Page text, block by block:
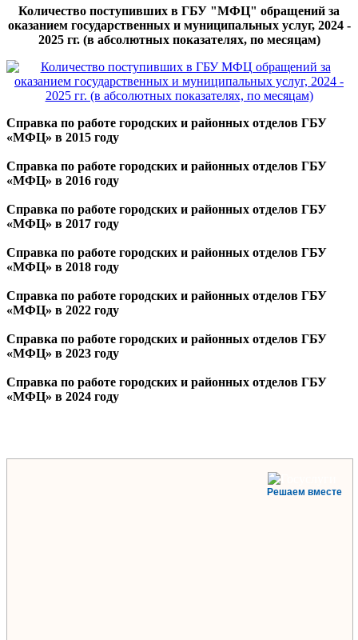
Количество поступивших в ГБУ "МФЦ" обращений за
оказанием государственных и муниципальных услуг, 2024 -
2025 гг. (в абсолютных показателях, по месяцам)
Справка по работе городских и районных отделов ГБУ
«МФЦ» в 2015 году
Справка по работе городских и районных отделов ГБУ
«МФЦ» в 2016 году
Справка по работе городских и районных отделов ГБУ
«МФЦ» в 2017 году
Справка по работе городских и районных отделов ГБУ
«МФЦ» в 2018 году
Справка по работе городских и районных отделов ГБУ
«МФЦ» в 2022 году
Справка по работе городских и районных отделов ГБУ
«МФЦ» в 2023 году
Справка по работе городских и районных отделов ГБУ
«МФЦ» в 2024 году
Решаем вместе